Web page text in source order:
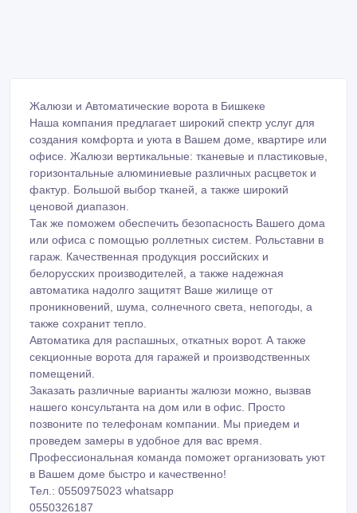
Жалюзи и Автоматические ворота в Бишкеке
Наша компания предлагает широкий спектр услуг для
создания комфорта и уюта в Вашем доме, квартире или
офисе. Жалюзи вертикальные: тканевые и пластиковые,
горизонтальные алюминиевые различных расцветок и
фактур. Большой выбор тканей, а также широкий
ценовой диапазон.
Так же поможем обеспечить безопасность Вашего дома
или офиса с помощью роллетных систем. Рольставни в
гараж. Качественная продукция российских и
белорусских производителей, а также надежная
автоматика надолго защитят Ваше жилище от
проникновений, шума, солнечного света, непогоды, а
также сохранит тепло.
Автоматика для распашных, откатных ворот. А также
секционные ворота для гаражей и производственных
помещений.
Заказать различные варианты жалюзи можно, вызвав
нашего консультанта на дом или в офис. Просто
позвоните по телефонам компании. Мы приедем и
проведем замеры в удобное для вас время.
Профессиональная команда поможет организовать уют
в Вашем доме быстро и качественно!
Тел.: 0550975023 whatsapp
0550326187